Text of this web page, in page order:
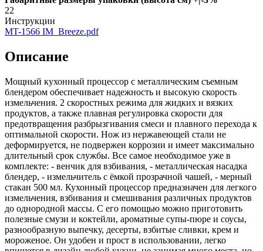
22
Инструкции
MT-1566 IM_Breeze.pdf
Описание
Мощный кухонный процессор с металлическим съемным
блендером обеспечивает надежность и высокую скорость
измельчения. 2 скоростных режима для жидких и вязких
продуктов, а также плавная регулировка скорости для
предотвращения разбрызгивания смеси и плавного перехода к
оптимальной скорости. Нож из нержавеющей стали не
деформируется, не подвержен коррозии и имеет максимально
длительный срок службы. Все самое необходимое уже в
комплекте: - венчик для взбивания, - металлическая насадка
блендер, - измельчитель с ёмкой прозрачной чашей, - мерный
стакан 500 мл. Кухонный процессор предназначен для легкого
измельчения, взбивания и смешивания различных продуктов
до однородной массы. С его помощью можно приготовить
полезные смузи и коктейли, ароматные супы-пюре и соусы,
разнообразную выпечку, десерты, взбитые сливки, крем и
мороженое. Он удобен и прост в использовании, легко